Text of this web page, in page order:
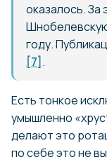
оказалось. За
году.
[7] .
Есть тонкое
умышленно
делают это
по себе это не